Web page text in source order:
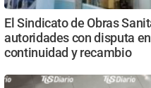
El Sindicato de Obras
autoridades con disputa
continuidad y recambio